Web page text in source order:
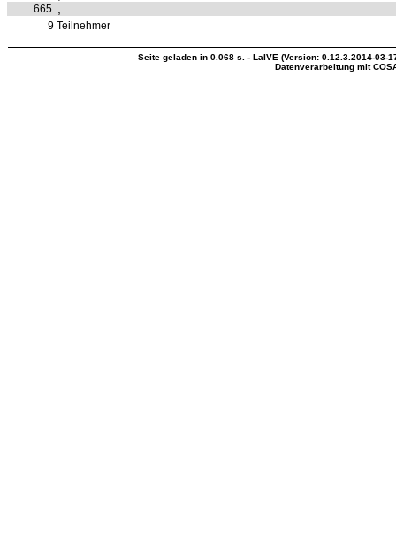
665
9 Teilnehmer
Seite geladen in 0.068 s. - LaIVE (Version: 0.12.3.2014-03-
Datenverarbeitung mit